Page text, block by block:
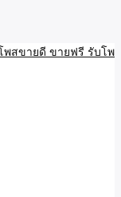
ดิน
โพส
สขาย
รับโพสต์ประกาศขาย